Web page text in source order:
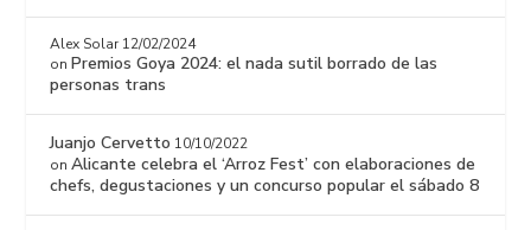
Alex Solar 12/02/2024
on Premios Goya 2024: el nada sutil borrado de las
personas trans
Juanjo Cervetto 10/10/2022
onAlicante celebra el ‘Arroz Fest’ con elaboraciones de
chefs, degustaciones y un concurso popular el sábado 8